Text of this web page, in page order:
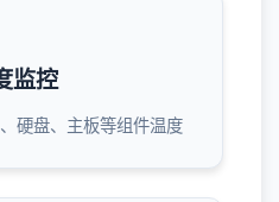
监控
硬盘、主板等组件温度